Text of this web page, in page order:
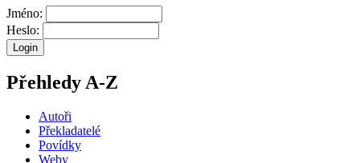
Jméno:
Heslo:
Přehledy A-Z
Autoři
Překladatelé
Povídky
Weby